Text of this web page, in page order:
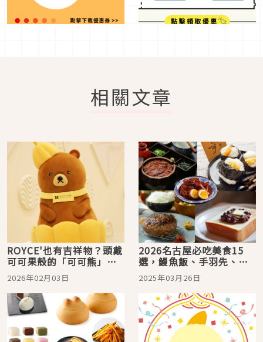
相關文章
ROYCE'也有吉祥物？頭戴
可可果殼的「可可熊」，
只在ROYCE'CACAO＆
CHOCOLATE TOWN出沒
2026年02月03日
2026名古屋必吃美食15
選，鰻魚飯、手羽先、味
噌豬排，帶你品味名古屋
代表美食
2025年03月26日